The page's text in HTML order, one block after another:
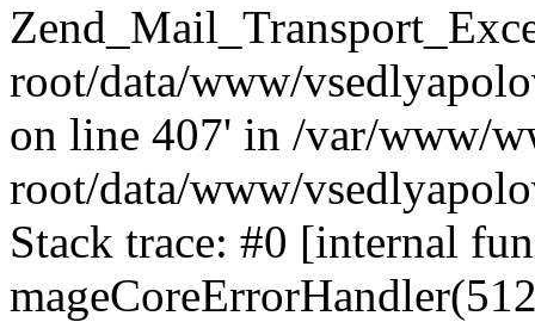
root/data/www/
on line 407' in /var/www/
root/data/www/
Stack trace: #0 [internal